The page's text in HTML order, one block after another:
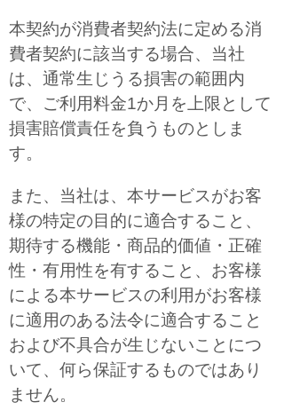
本契約が消費者契約法に定める消
費者契約に該当する場合、当社
は、通常生じうる損害の範囲内
で、ご利用料金1か月を上限として
損害賠償責任を負うものとしま
す。
また、当社は、本サービスがお客
様の特定の目的に適合すること、
期待する機能・商品的価値・正確
性・有用性を有すること、お客様
による本サービスの利用がお客様
に適用のある法令に適合すること
および不具合が生じないことにつ
いて、何ら保証するものではあり
ません。